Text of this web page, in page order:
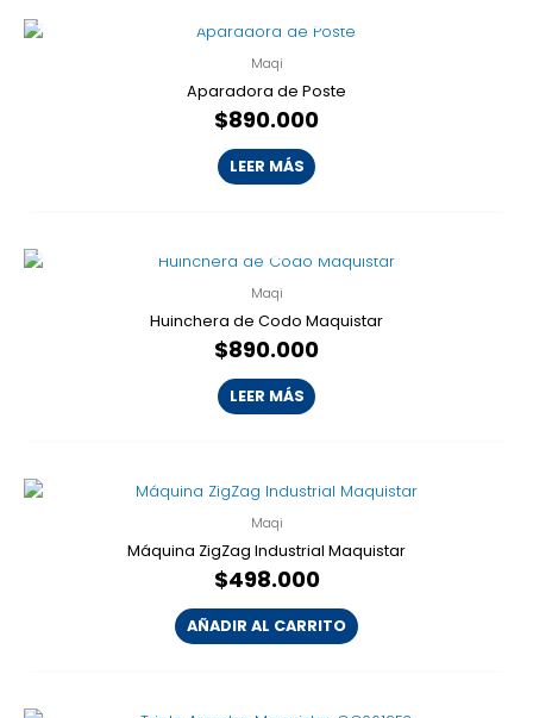
Maqi
Aparadora de Poste
$890.000
LEER MÁS
Maqi
Huinchera de Codo Maquistar
$890.000
LEER MÁS
Maqi
Máquina ZigZag Industrial Maquistar
$498.000
AÑADIR AL CARRITO